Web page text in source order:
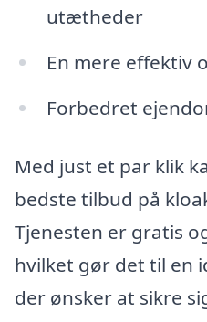
utætheder
En mere effektiv
Forbedret
Med just et par klik
bedste tilbud på
Tjenesten er gratis
hvilket gør det til en
der ønsker at sikre